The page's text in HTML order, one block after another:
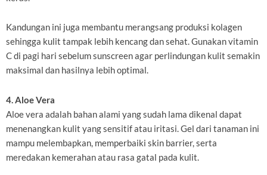
Kandungan ini juga membantu merangsang produksi kolagen
sehingga kulit tampak lebih kencang dan sehat. Gunakan vitamin
C di pagi hari sebelum sunscreen agar perlindungan kulit semakin
maksimal dan hasilnya lebih optimal.
4. Aloe Vera
Aloe vera adalah bahan alami yang sudah lama dikenal dapat
menenangkan kulit yang sensitif atau iritasi. Gel dari tanaman ini
mampu melembapkan, memperbaiki skin barrier, serta
meredakan kemerahan atau rasa gatal pada kulit.